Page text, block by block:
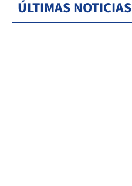
ÚLTIMAS NOTICIAS